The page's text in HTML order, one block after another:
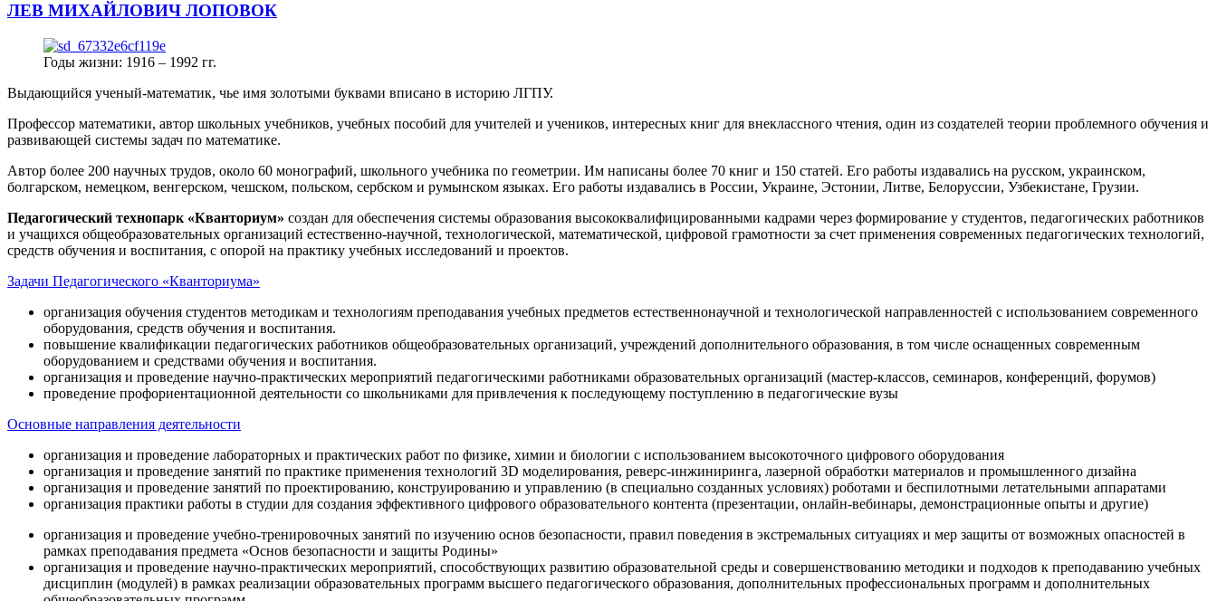
ЛЕВ МИХАЙЛОВИЧ ЛОПОВОК
Годы жизни: 1916 – 1992 гг.
Выдающийся ученый-математик, чье имя золотыми буквами вписано в историю ЛГПУ.
Профессор математики, автор школьных учебников, учебных пособий для учителей и учеников, интересных книг для внеклассного чтения, один из создателей теории проблемного обучения и
развивающей системы задач по математике.
Автор более 200 научных трудов, около 60 монографий, школьного учебника по геометрии. Им написаны более 70 книг и 150 статей. Его работы издавались на русском, украинском,
болгарском, немецком, венгерском, чешском, польском, сербском и румынском языках. Его работы издавались в России, Украине, Эстонии, Литве, Белоруссии, Узбекистане, Грузии.
Педагогический технопарк «Кванториум» создан для обеспечения системы образования высококвалифицированными кадрами через формирование у студентов, педагогических работников
и учащихся общеобразовательных организаций естественно-научной, технологической, математической, цифровой грамотности за счет применения современных педагогических технологий,
средств обучения и воспитания, с опорой на практику учебных исследований и проектов.
Задачи Педагогического «Кванториума»
организация обучения студентов методикам и технологиям преподавания учебных предметов естественнонаучной и технологической направленностей с использованием современного
оборудования, средств обучения и воспитания.
повышение квалификации педагогических работников общеобразовательных организаций, учреждений дополнительного образования, в том числе оснащенных современным
оборудованием и средствами обучения и воспитания.
организация и проведение научно-практических мероприятий педагогическими работниками образовательных организаций (мастер-классов, семинаров, конференций, форумов)
проведение профориентационной деятельности со школьниками для привлечения к последующему поступлению в педагогические вузы
Основные направления деятельности
организация и проведение лабораторных и практических работ по физике, химии и биологии с использованием высокоточного цифрового оборудования
организация и проведение занятий по практике применения технологий 3D моделирования, реверс-инжиниринга, лазерной обработки материалов и промышленного дизайна
организация и проведение занятий по проектированию, конструированию и управлению (в специально созданных условиях) роботами и беспилотными летательными аппаратами
организация практики работы в студии для создания эффективного цифрового образовательного контента (презентации, онлайн-вебинары, демонстрационные опыты и другие)
организация и проведение учебно-тренировочных занятий по изучению основ безопасности, правил поведения в экстремальных ситуациях и мер защиты от возможных опасностей в
рамках преподавания предмета «Основ безопасности и защиты Родины»
организация и проведение научно-практических мероприятий, способствующих развитию образовательной среды и совершенствованию методики и подходов к преподаванию учебных
дисциплин (модулей) в рамках реализации образовательных программ высшего педагогического образования, дополнительных профессиональных программ и дополнительных